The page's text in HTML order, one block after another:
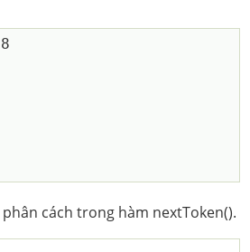
cách trong hàm nextToken().